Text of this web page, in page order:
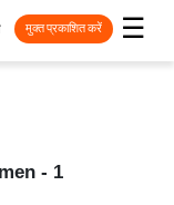
☰
मुक्त प्रकाशित करें
- 1